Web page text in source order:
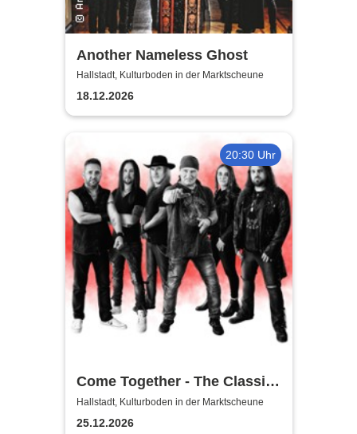
Another Nameless Ghost
Hallstadt, Kulturboden in der Marktscheune
18.12.2026
20:30 Uhr
Come Together - The Classic-
Rock Tribute
Hallstadt, Kulturboden in der Marktscheune
25.12.2026